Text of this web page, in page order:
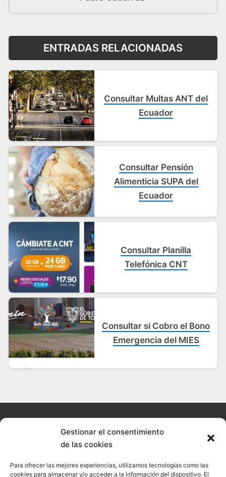
Gestionar el consentimiento
de las cookies
Para ofrecer las mejores experiencias, utilizamos tecnologías como las
cookies para almacenar y/o acceder a la información del dispositivo. El
ENTRADAS RELACIONADAS
Consultar Multas ANT del
Ecuador
Consultar Pensión
Alimenticia SUPA del
Ecuador
Consultar Planilla
Telefónica CNT
Consultar si Cobro el Bono
Emergencia del MIES
Política de cookies